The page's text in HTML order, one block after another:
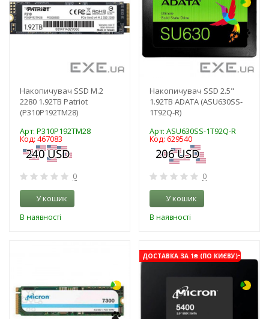
Накопичувач SSD M.2
2280 1.92TB Patriot
(P310P192TM28)
Арт: P310P192TM28
Код: 467083
0
У кошик
В наявності
Накопичувач SSD 2.5"
1.92TB ADATA (ASU630SS-
1T92Q-R)
Арт: ASU630SS-1T92Q-R
Код: 629540
0
У кошик
В наявності
ДОСТАВКА ЗА 1₴ (ПО КИЄВУ)-3%